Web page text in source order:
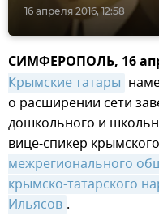
16 апреля 2016, 12:58
СИМФЕРОПОЛЬ, 16
Крымские татары
о расширении сети
дошкольного и
вице-спикер
межрегионального
крымско-татарского
Ильясов .